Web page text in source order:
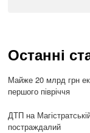
Останні
Майже 20 млрд грн
першого півріччя
ДТП на
постраждалий